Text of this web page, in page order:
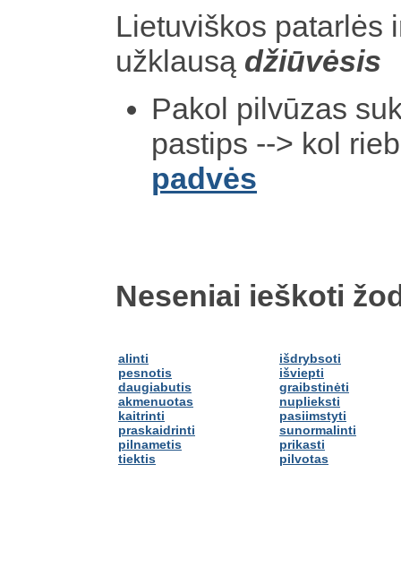
Lietuviškos patarlės
užklausą džiūvėsis
Pakol pilvūzas
pastips --> kol
padvės
Neseniai ieškoti
alinti
pesnotis
daugiabutis
akmenuotas
kaitrinti
praskaidrinti
pilnametis
tiektis
išdrybsoti
išviepti
graibstinėti
nuplieksti
pasiimstyti
sunormalinti
prikasti
pilvotas